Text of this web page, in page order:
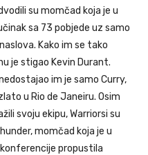
su momčad koja je u
sa 73 pobjede uz samo
Kako im se tako
je stigao Kevin Durant.
im je samo Curry,
u Rio de Janeiru. Osim
svoju ekipu, Warriorsi su
momčad koja je u
propustila